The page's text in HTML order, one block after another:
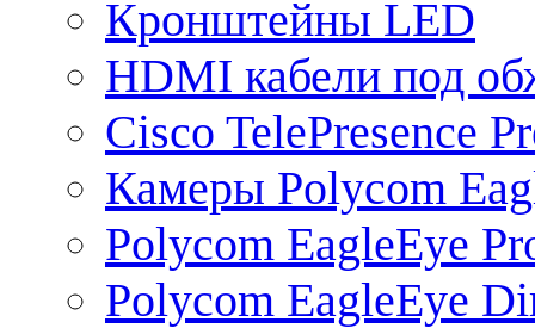
Кронштейны LED
HDMI кабели под
Cisco TelePresence
Камеры Polycom
Polycom EagleEye
Polycom EagleEye